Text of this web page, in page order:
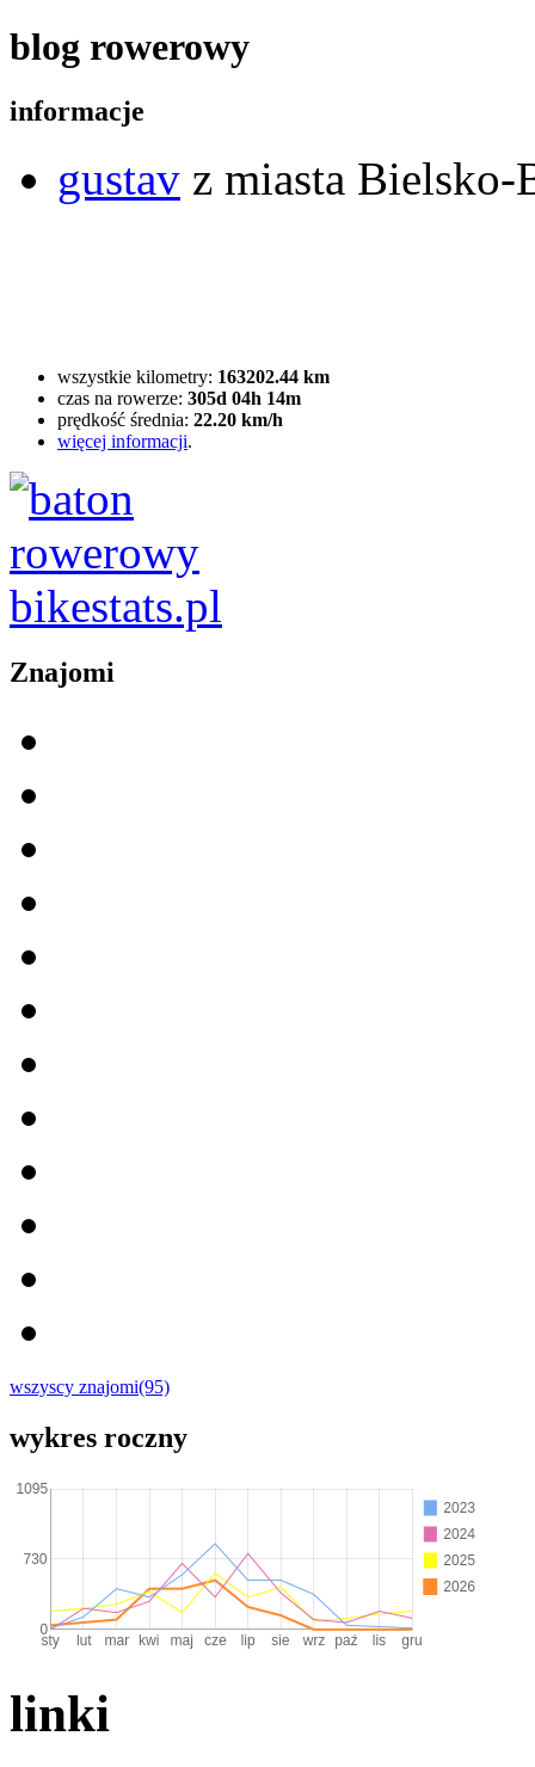
blog rowerowy
informacje
gustav z miasta Bielsko-
wszystkie kilometry: 163202.44 km
czas na rowerze: 305d 04h 14m
prędkość średnia: 22.20 km/h
więcej informacji.
Znajomi
wszyscy znajomi(95)
wykres roczny
linki